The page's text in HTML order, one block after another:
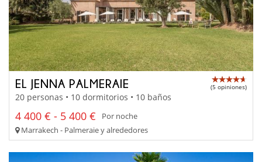
EL JENNA PALMERAIE (5 opiniones)
20 personas • 10 dormitorios • 10 baños
4 400 € - 5 400 €
Por noche
Marrakech - Palmeraie y alrededores